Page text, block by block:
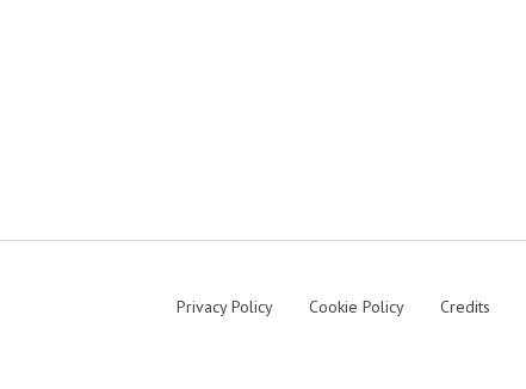
Privacy Policy Cookie Policy Credits